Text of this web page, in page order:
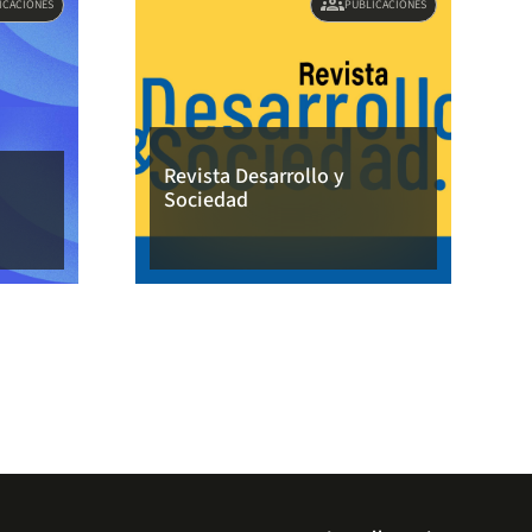
PUBLICACIONES
Revista Desarrollo y
Sociedad